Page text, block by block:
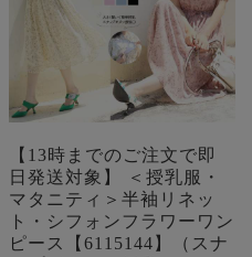
【13時までのご注文で即
日発送対象】 ＜授乳服・
マタニティ＞半袖リネッ
ト・シフォンフラワーワン
ピース【6115144】（スナ